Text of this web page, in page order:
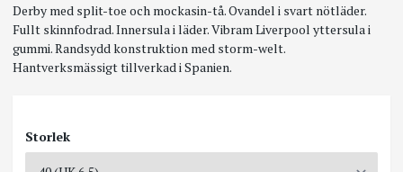
Derby med split-toe och mockasin-tå. Ovandel i svart nötläder.
Fullt skinnfodrad. Innersula i läder. Vibram Liverpool yttersula i
gummi. Randsydd konstruktion med storm-welt.
Hantverksmässigt tillverkad i Spanien.
Storlek